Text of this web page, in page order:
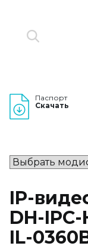
Паспорт
Скачать
IP-
DH-
IL-